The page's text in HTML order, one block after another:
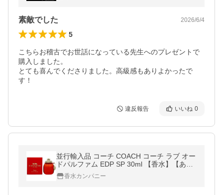
素敵でした 2026/6/4
5
こちらお稽古でお世話になっている先生へのプレゼントで
購入しました。
とても喜んでくださりました。高級感もありよかったで
す！
違反報告 いいね 0
並行輸入品 コーチ COACH コーチ ラブ オー
ドパルファム EDP SP 30ml 【香水】【あす
つく】
香水カンパニー